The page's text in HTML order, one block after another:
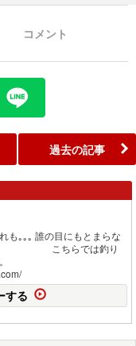
コメント
過去の記事
も｡｡｡ 誰の目にもとまらな
こちらでは釣り
する